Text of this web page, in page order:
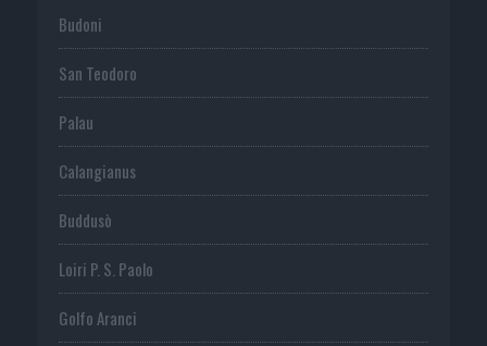
Budoni
San Teodoro
Palau
Calangianus
Buddusò
Loiri P. S. Paolo
Golfo Aranci